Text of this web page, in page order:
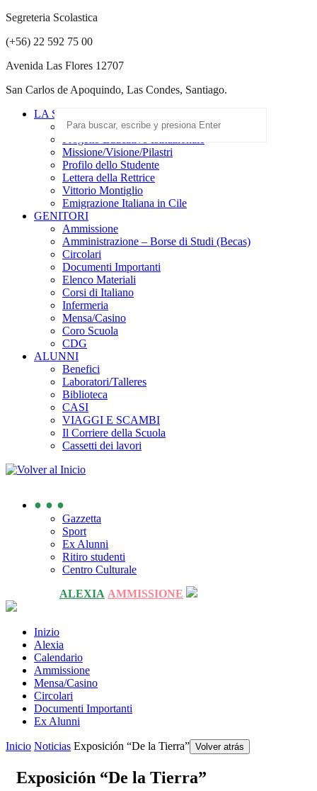
Segreteria Scolastica
(+56) 22 592 75 00
Avenida Las Flores 12707
San Carlos de Apoquindo, Las Condes, Santiago.
LA SCUOLA
Scuola Paritaria
Missione/Visione/Pilastri
Profilo dello Studente
Lettera della Rettrice
Vittorio Montiglio
Emigrazione Italiana in Cile
GENITORI
Ammissione
Amministrazione – Borse di Studi (Becas)
Circolari
Documenti Importanti
Elenco Materiali
Corsi di Italiano
Infermeria
Mensa/Casino
Coro Scuola
CDG
ALUNNI
Benefici
Laboratori/Talleres
Biblioteca
CASI
VIAGGI E SCAMBI
Il Corriere della Scuola
Cassetti dei lavori
● ● ●
Gazzetta
Sport
Ex Alunni
Ritiro studenti
Centro Culturale
ALEXIA AMMISSIONE
Inizio
Alexia
Calendario
Ammissione
Mensa/Casino
Circolari
Documenti Importanti
Ex Alunni
Inicio Noticias Exposición “De la Tierra” Volver atrás
Exposición “De la Tierra”